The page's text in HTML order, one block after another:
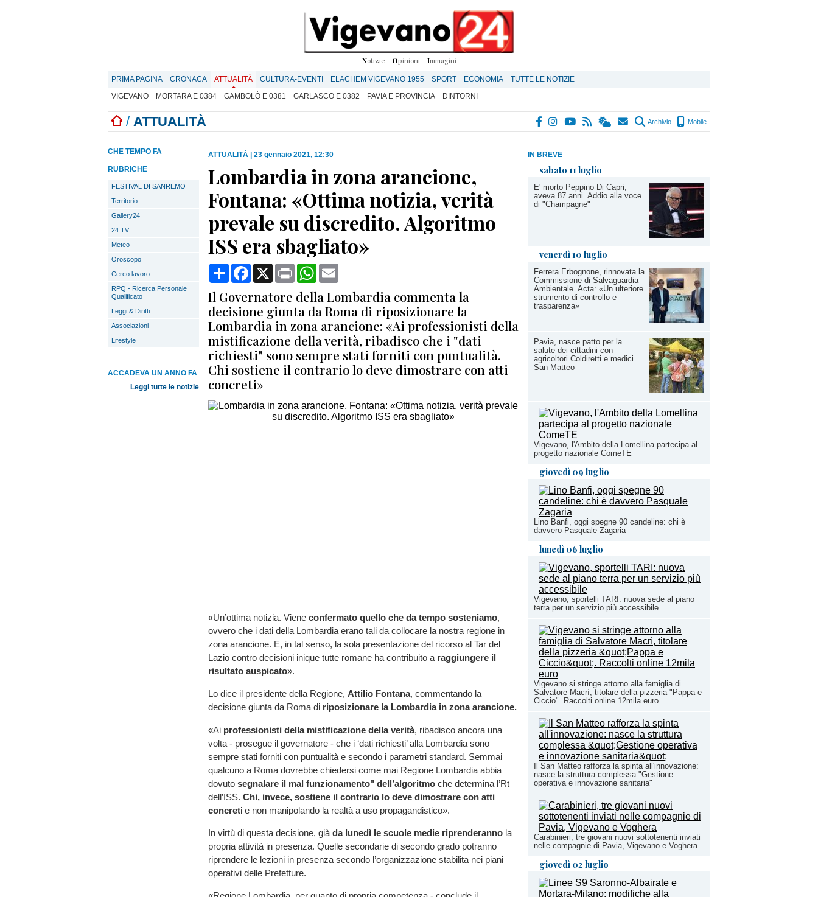
Notizie - Opinioni - Immagini
PRIMA PAGINA CRONACA ATTUALITÀ CULTURA-EVENTI ELACHEM VIGEVANO 1955 SPORT ECONOMIA
TUTTE LE NOTIZIE
VIGEVANO
MORTARA E 0384 GAMBOLÒ E 0381 GARLASCO E 0382 PAVIA E PROVINCIA DINTORNI
/ ATTUALITÀ Archivio Mobile
IN BREVE
sabato 11 luglio
E' morto Peppino Di Capri,
aveva 87 anni. Addio alla voce
di "Champagne"
venerdì 10 luglio
Ferrera Erbognone, rinnovata la
Commissione di Salvaguardia
Ambientale. Acta: «Un ulteriore
strumento di controllo e
trasparenza»
Pavia, nasce patto per la
salute dei cittadini con
agricoltori Coldiretti e medici
San Matteo
Vigevano, l'Ambito della Lomellina partecipa al
progetto nazionale ComeTE
giovedì 09 luglio
Lino Banfi, oggi spegne 90 candeline: chi è
davvero Pasquale Zagaria
lunedì 06 luglio
Vigevano, sportelli TARI: nuova sede al piano
terra per un servizio più accessibile
Vigevano si stringe attorno alla famiglia di
Salvatore Macrì, titolare della pizzeria "Pappa e
Ciccio". Raccolti online 12mila euro
Il San Matteo rafforza la spinta all'innovazione:
nasce la struttura complessa "Gestione
operativa e innovazione sanitaria"
Carabinieri, tre giovani nuovi sottotenenti inviati
nelle compagnie di Pavia, Vigevano e Voghera
giovedì 02 luglio
CHE TEMPO FA
RUBRICHE
FESTIVAL DI SANREMO
Territorio
Gallery24
24 TV
Meteo
Oroscopo
Cerco lavoro
RPQ - Ricerca Personale
Qualificato
Leggi & Diritti
Associazioni
Lifestyle
ACCADEVA UN ANNO FA
Leggi tutte le notizie
ATTUALITÀ 23 gennaio 2021, 12:30
Lombardia in zona arancione,
Fontana: «Ottima notizia, verità
prevale su discredito. Algoritmo
ISS era sbagliato»
CondividiFacebook
X Print WhatsApp
Il Governatore della Lombardia commenta la
decisione giunta da Roma di riposizionare la
Lombardia in zona arancione: «Ai professionisti della
mistificazione della verità, ribadisco che i "dati
richiesti" sono sempre stati forniti con puntualità.
Chi sostiene il contrario lo deve dimostrare con atti
concreti»
«Un’ottima notizia. Viene confermato quello che da tempo sosteniamo,
ovvero che i dati della Lombardia erano tali da collocare la nostra regione in
zona arancione. E, in tal senso, la sola presentazione del ricorso al Tar del
Lazio contro decisioni inique tutte romane ha contribuito a raggiungere il
risultato auspicato».
Lo dice il presidente della Regione, Attilio Fontana, commentando la
decisione giunta da Roma di riposizionare la Lombardia in zona arancione.
«Ai professionisti della mistificazione della verità, ribadisco ancora una
volta - prosegue il governatore - che i ‘dati richiesti’ alla Lombardia sono
sempre stati forniti con puntualità e secondo i parametri standard. Semmai
qualcuno a Roma dovrebbe chiedersi come mai Regione Lombardia abbia
dovuto segnalare il mal funzionamento" dell’algoritmo che determina l’Rt
dell’ISS. Chi, invece, sostiene il contrario lo deve dimostrare con atti
concreti e non manipolando la realtà a uso propagandistico».
In virtù di questa decisione, già da lunedì le scuole medie riprenderanno la
propria attività in presenza. Quelle secondarie di secondo grado potranno
riprendere le lezioni in presenza secondo l’organizzazione stabilita nei piani
operativi delle Prefetture.